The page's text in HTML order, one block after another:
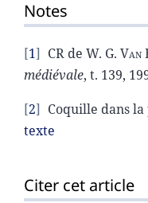
Notes
1 CR de W. G. Van
médiévale, t. 139,
2
Coquille dans
texte
Citer cet article